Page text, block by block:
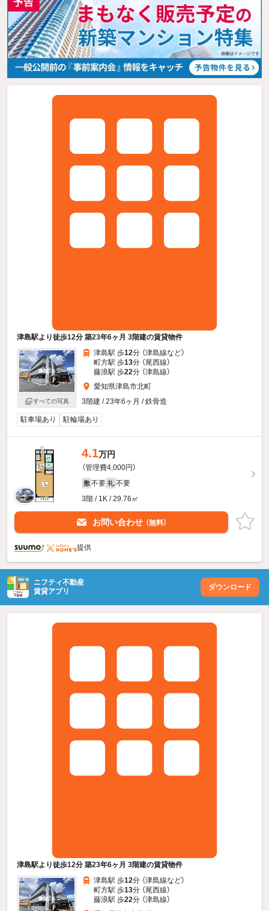
津島駅より徒歩12分 築23年6ヶ月 3階建の賃貸物件
すべての写真
津島駅 歩12分 （津島線など）
町方駅 歩13分 （尾西線）
藤浪駅 歩22分 （津島線）
愛知県津島市北町
3階建 / 23年6ヶ月 / 鉄骨造
駐車場あり 駐輪場あり
4.1万円
（管理費4,000円）
敷 不要 礼 不要
3階 / 1K / 29.76㎡
お問い合わせ （無料）
提供
ニフティ不動産
賃貸アプリ
ダウンロード
津島駅より徒歩12分 築23年6ヶ月 3階建の賃貸物件
津島駅 歩12分 （津島線など）
町方駅 歩13分 （尾西線）
藤浪駅 歩22分 （津島線）